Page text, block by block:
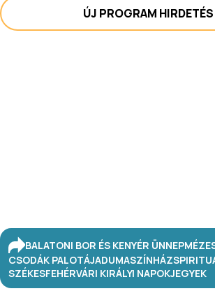
ÚJ PROGRAM HIRDETÉS
BALATONI BOR ÉS KENYÉR ÜNNEP
CSODÁK PALOTÁJADUMASZÍNHÁZ
SZÉKESFEHÉRVÁRI KIRÁLYI NAPOKJEGYEK